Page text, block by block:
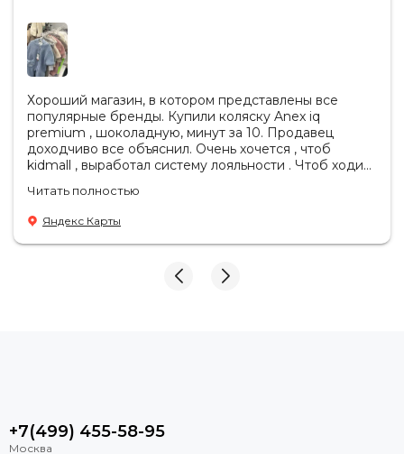
Хороший магазин, в котором представлены все
популярные бренды. Купили коляску Anex iq
premium , шоколадную, минут за 10. Продавец
доходчиво все объяснил. Очень хочется , чтоб
kidmall , выработал систему лояльности . Чтоб ходить
Читать полностью
Яндекс Карты
+7(499) 455-58-95